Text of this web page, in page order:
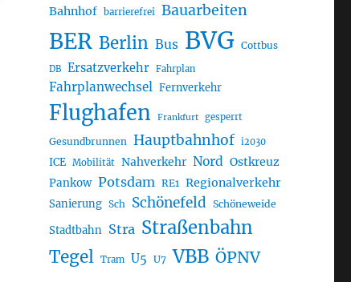
Bahnhof barrierefrei Bauarbeiten
BER Berlin Bus BVG Cottbus
DB Ersatzverkehr Fahrplan
Fahrplanwechsel Fernverkehr
Flughafen Frankfurt gesperrt
Gesundbrunnen Hauptbahnhof i2030
ICE Mobilität Nahverkehr Nord Ostkreuz
Pankow Potsdam RE1 Regionalverkehr
Sanierung Sch Schönefeld Schöneweide
Stadtbahn Stra Straßenbahn
Tegel Tram U5 U7 VBB ÖPNV